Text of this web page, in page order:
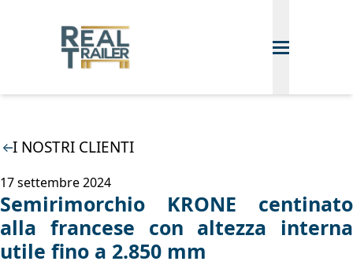
I NOSTRI CLIENTI
17 settembre 2024
Semirimorchio KRONE centinato
alla francese con altezza interna
utile fino a 2.850 mm